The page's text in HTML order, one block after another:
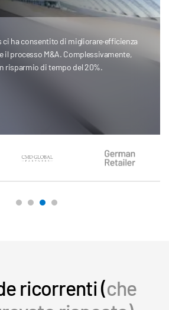
del mio team passi centinaia di ore
o a dimensionare documenti.
ricorrenti (che